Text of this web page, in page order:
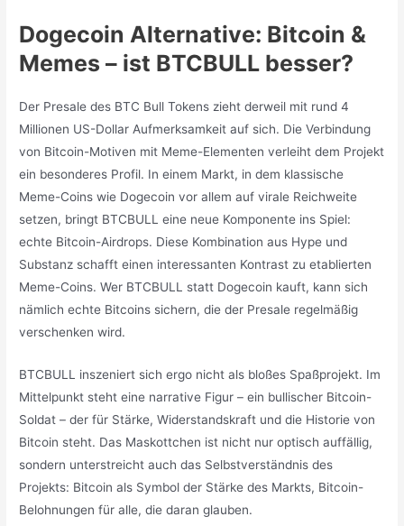
Dogecoin Alternative: Bitcoin &
Memes – ist BTCBULL besser?
Der Presale des BTC Bull Tokens zieht derweil mit rund 4
Millionen US-Dollar Aufmerksamkeit auf sich. Die Verbindung
von Bitcoin-Motiven mit Meme-Elementen verleiht dem Projekt
ein besonderes Profil. In einem Markt, in dem klassische
Meme-Coins wie Dogecoin vor allem auf virale Reichweite
setzen, bringt BTCBULL eine neue Komponente ins Spiel:
echte Bitcoin-Airdrops. Diese Kombination aus Hype und
Substanz schafft einen interessanten Kontrast zu etablierten
Meme-Coins. Wer BTCBULL statt Dogecoin kauft, kann sich
nämlich echte Bitcoins sichern, die der Presale regelmäßig
verschenken wird.
BTCBULL inszeniert sich ergo nicht als bloßes Spaßprojekt. Im
Mittelpunkt steht eine narrative Figur – ein bullischer Bitcoin-
Soldat – der für Stärke, Widerstandskraft und die Historie von
Bitcoin steht. Das Maskottchen ist nicht nur optisch auffällig,
sondern unterstreicht auch das Selbstverständnis des
Projekts: Bitcoin als Symbol der Stärke des Markts, Bitcoin-
Belohnungen für alle, die daran glauben.